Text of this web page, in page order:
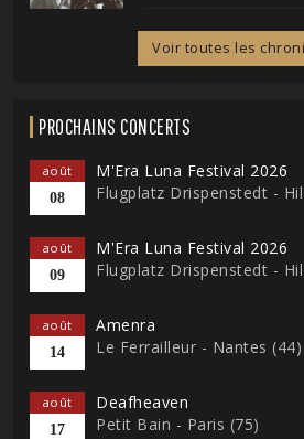
Voir toutes les
PROCHAINS CONCERTS
août
08
M'Era Luna Festival 2026
Flugplatz Drispenstedt -
août
09
M'Era Luna Festival 2026
Flugplatz Drispenstedt -
août
14
Amenra
Le Ferrailleur - Nantes (44)
août
17
Deafheaven
Petit Bain - Paris (75)